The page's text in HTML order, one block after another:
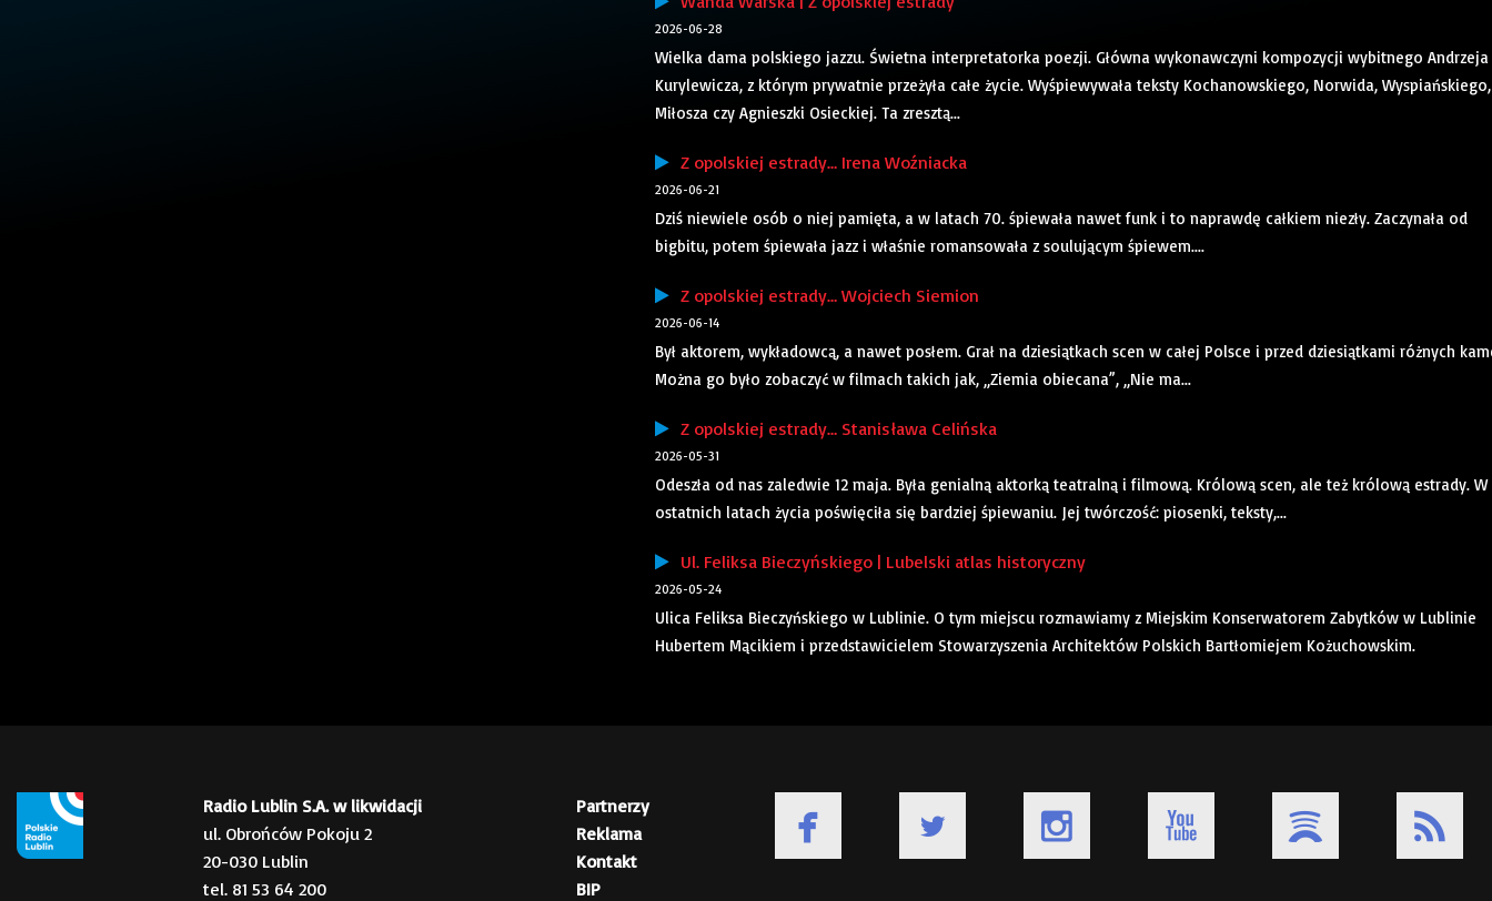
2026-06-28
Wielka dama polskiego jazzu. Świetna interpretatorka poezji. Główna wykonawczyni kompozycji wybitnego Andrzeja
Kurylewicza, z którym prywatnie przeżyła całe życie. Wyśpiewywała teksty Kochanowskiego, Norwida, Wyspiańskiego,
Miłosza czy Agnieszki Osieckiej. Ta zresztą...
Z opolskiej estrady… Irena Woźniacka
2026-06-21
Dziś niewiele osób o niej pamięta, a w latach 70. śpiewała nawet funk i to naprawdę całkiem niezły. Zaczynała od
bigbitu, potem śpiewała jazz i właśnie romansowała z soulującym śpiewem....
Z opolskiej estrady… Wojciech Siemion
2026-06-14
Był aktorem, wykładowcą, a nawet posłem. Grał na dziesiątkach scen w całej Polsce i przed dziesiątkami różnych
Można go było zobaczyć w filmach takich jak, „Ziemia obiecana”, „Nie ma...
Z opolskiej estrady… Stanisława Celińska
2026-05-31
Odeszła od nas zaledwie 12 maja. Była genialną aktorką teatralną i filmową. Królową scen, ale też królową estrady. W
ostatnich latach życia poświęciła się bardziej śpiewaniu. Jej twórczość: piosenki, teksty,...
Ul. Feliksa Bieczyńskiego | Lubelski atlas historyczny
2026-05-24
Ulica Feliksa Bieczyńskiego w Lublinie. O tym miejscu rozmawiamy z Miejskim Konserwatorem Zabytków w Lublinie
Hubertem Mącikiem i przedstawicielem Stowarzyszenia Architektów Polskich Bartłomiejem Kożuchowskim.
Radio Lublin S.A. w likwidacji
ul. Obrońców Pokoju 2
20-030 Lublin
tel. 81 53 64 200
Partnerzy
Reklama
Kontakt
BIP